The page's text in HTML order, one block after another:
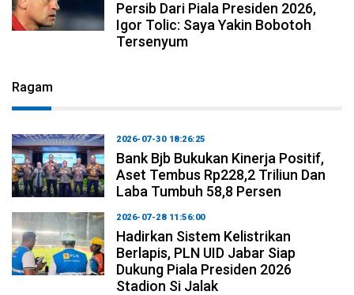
Persib Dari Piala Presiden 2026,
Igor Tolic: Saya Yakin Bobotoh
Tersenyum
Ragam
2026-07-30 18:26:25
Bank Bjb Bukukan Kinerja Positif,
Aset Tembus Rp228,2 Triliun Dan
Laba Tumbuh 58,8 Persen
2026-07-28 11:56:00
Hadirkan Sistem Kelistrikan
Berlapis, PLN UID Jabar Siap
Dukung Piala Presiden 2026
Stadion Si Jalak